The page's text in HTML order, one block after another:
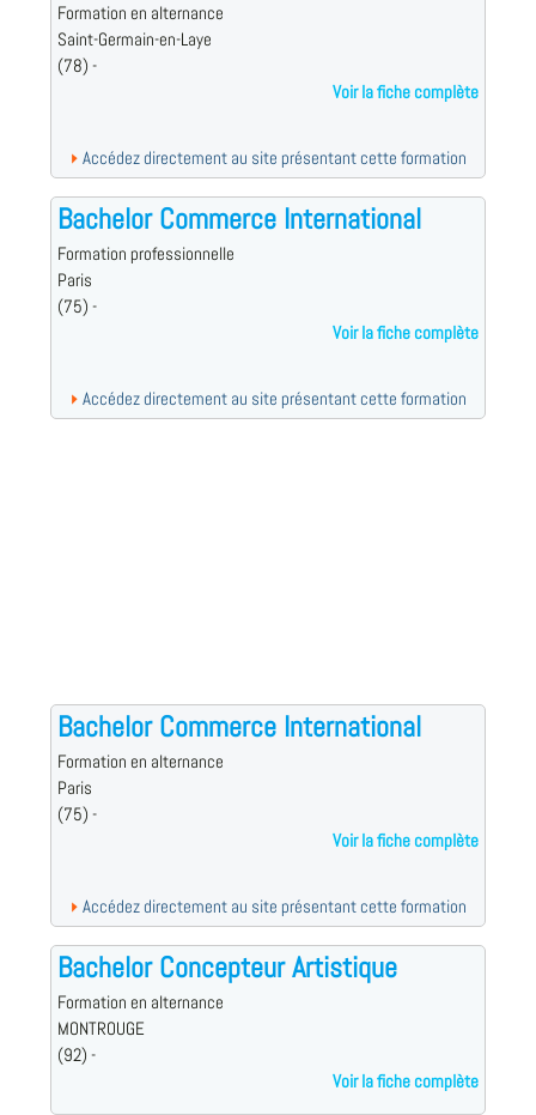
Formation en alternance
Saint-Germain-en-Laye
(78) -
Voir la fiche complète
Accédez directement au site présentant cette formation
Bachelor Commerce International
Formation professionnelle
Paris
(75) -
Voir la fiche complète
Accédez directement au site présentant cette formation
Bachelor Commerce International
Formation en alternance
Paris
(75) -
Voir la fiche complète
Accédez directement au site présentant cette formation
Bachelor Concepteur Artistique
Formation en alternance
MONTROUGE
(92) -
Voir la fiche complète